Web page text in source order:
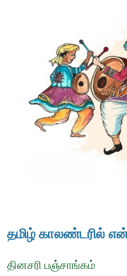
தமிழ் காலண்டரில்
தினசரி பஞ்சாங்கம்